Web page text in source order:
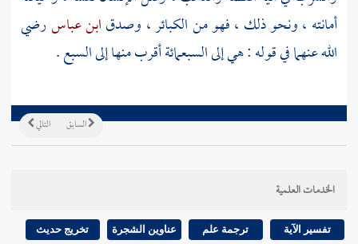
أمانته ، ونحو ذلك ، فهو من الكبائر ، وصدقابن عباسرضي
الله عنهما في قوله : هي إلى السبعمائة أقرب منها إلى السبع .
التالي السابق
الخدمات العلمية
تفسير الآية ترجمة علم عناوين الشجرة تخريج حديث